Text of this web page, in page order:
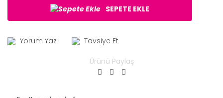
SEPETE EKLE
Yorum Yaz Tavsiye Et
Ürünü Paylaş